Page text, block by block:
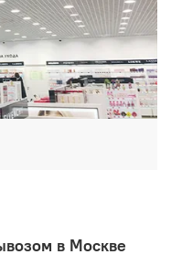
в Москве